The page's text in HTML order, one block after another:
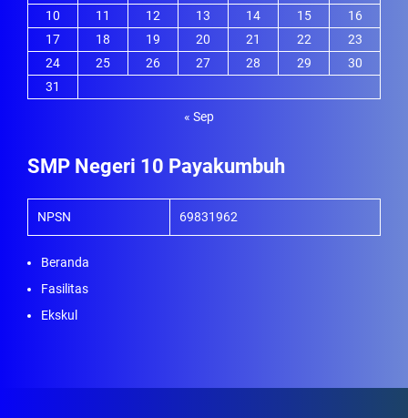
10
11 12 13 14 15
16
17
18 19 20 21 22
23
24
25 26 27 28 29
30
31
« Sep
SMP Negeri 10 Payakumbuh
NPSN 69831962
Beranda
Fasilitas
Ekskul